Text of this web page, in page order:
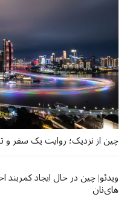
چین از نزدیک؛ روایت یک سفر و
ویدئو| چین در حال ایجاد کمربند
های‌نان